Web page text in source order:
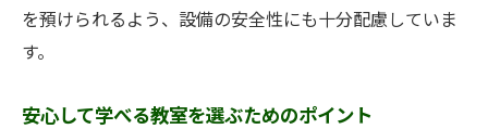
を預けられるよう、設備の安全性にも十分配慮していま
す。
安心して学べる教室を選ぶためのポイント